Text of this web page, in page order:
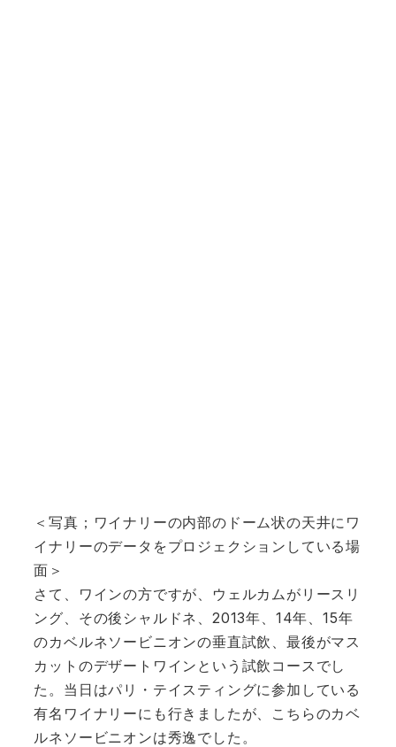
＜写真；ワイナリーの内部のドーム状の天井にワ
イナリーのデータをプロジェクションしている場
面＞
さて、ワインの方ですが、ウェルカムがリースリ
ング、その後シャルドネ、2013年、14年、15年
のカベルネソービニオンの垂直試飲、最後がマス
カットのデザートワインという試飲コースでし
た。当日はパリ・テイスティングに参加している
有名ワイナリーにも行きましたが、こちらのカベ
ルネソービニオンは秀逸でした。